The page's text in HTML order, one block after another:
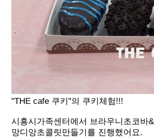
"THE cafe 쿠키"의 쿠키체험!!!
시흥시가족센터에서 브라우니초코바&
망디앙초콜릿만들기를 진행했어요.